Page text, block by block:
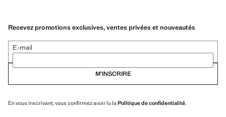
Recevez promotions exclusives, ventes privées et nouveautés
E-mail
M’INSCRIRE
En vous inscrivant, vous confirmez avoir lu la Politique de confidentialité.